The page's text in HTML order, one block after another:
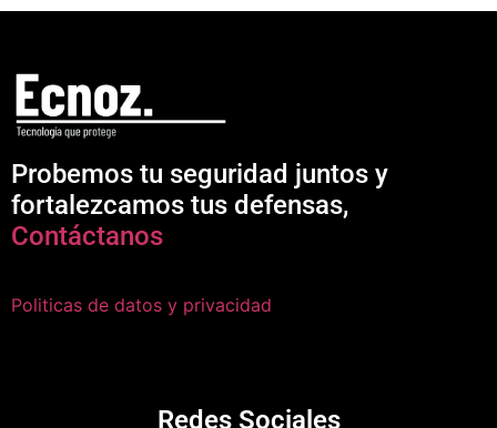
Probemos tu seguridad juntos y
fortalezcamos tus defensas,
Contáctanos
Politicas de datos y privacidad
Redes Sociales